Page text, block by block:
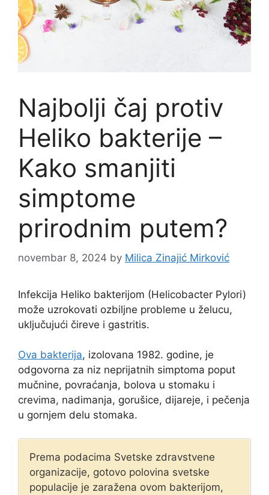
Najbolji čaj protiv
Heliko bakterije –
Kako smanjiti
simptome
prirodnim putem?
novembar 8, 2024 by Milica Zinajić Mirković
Infekcija Heliko bakterijom (Helicobacter Pylori)
može uzrokovati ozbiljne probleme u želucu,
uključujući čireve i gastritis.
Ova bakterija, izolovana 1982. godine, je
odgovorna za niz neprijatnih simptoma poput
mučnine, povraćanja, bolova u stomaku i
crevima, nadimanja, gorušice, dijareje, i pečenja
u gornjem delu stomaka.
Prema podacima Svetske zdravstvene
organizacije, gotovo polovina svetske
populacije je zaražena ovom bakterijom,